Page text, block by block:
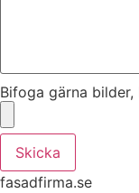
Bifoga gärna bilder,
Skicka
fasadfirma.se